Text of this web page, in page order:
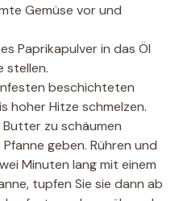
Gemüse vor und
Paprikapulver in das Öl
stellen.
beschichteten
hoher Hitze schmelzen.
Butter zu schäumen
geben. Rühren und
Minuten lang mit einem
tupfen Sie sie dann ab